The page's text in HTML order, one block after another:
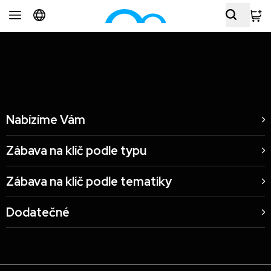
Paralelní Polis Praha, CZ
Nabízíme Vám
Zábava na klíč podle typu
Zábava na klíč podle tematiky
Dodatečné